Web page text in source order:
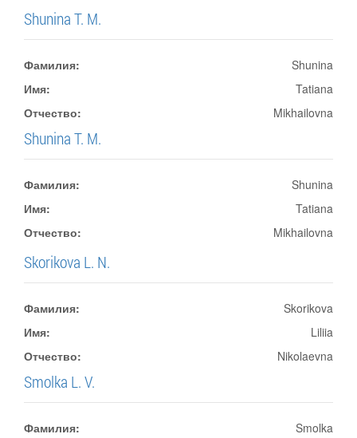
Shunina T. M.
Фамилия:
Shunina
Имя:
Tatiana
Отчество:
Mikhailovna
Shunina T. M.
Фамилия:
Shunina
Имя:
Tatiana
Отчество:
Mikhailovna
Skorikova L. N.
Фамилия:
Skorikova
Имя:
Liliia
Отчество:
Nikolaevna
Smolka L. V.
Фамилия:
Smolka